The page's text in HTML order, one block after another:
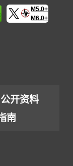
M5.0+
M6.0+
公开资料
南